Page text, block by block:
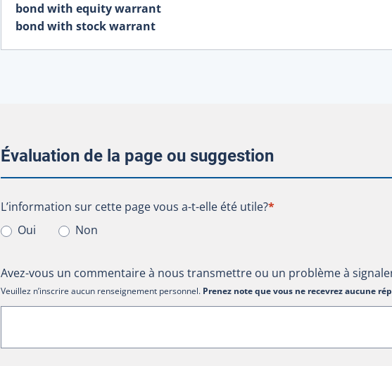
bond with equity warrant
bond with stock warrant
Évaluation de la page ou suggestion
L’information sur cette page vous a-t-elle été utile?
L’information sur cette page vous a-t-elle été utile?*
Oui
Non
Avez-vous un commentaire à nous transmettre ou un problème à
Veuillez n’inscrire aucun renseignement personnel. Prenez note que vous ne recevrez aucune